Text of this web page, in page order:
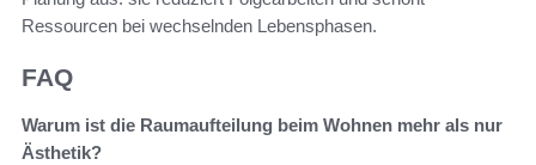
Ressourcen bei wechselnden Lebensphasen.
FAQ
Warum ist die Raumaufteilung beim Wohnen mehr als nur
Ästhetik?